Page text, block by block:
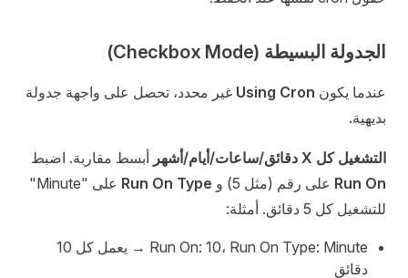
الجدولة البسيطة (Checkbox Mode)
عندما يكون Using Cron غير محدد، تحصل على واجهة جدولة
بديهية.
التشغيل كل X دقائق/ساعات/أيام/أشهر
أبسط مقاربة. اضبط
Run On على رقم (مثل 5) و Run On Type
على "Minute"
للتشغيل كل 5 دقائق. أمثلة:
Run On: 10، Run On Type: Minute → يعمل كل 10
دقائق